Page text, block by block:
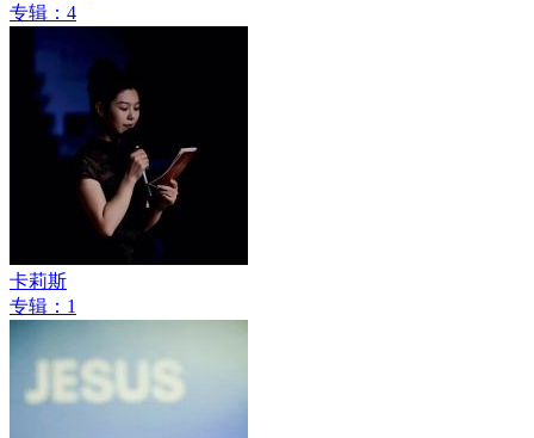
专辑：4
卡莉斯
专辑：1